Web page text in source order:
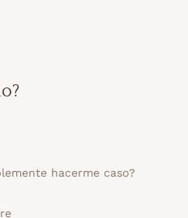
hacerme caso?